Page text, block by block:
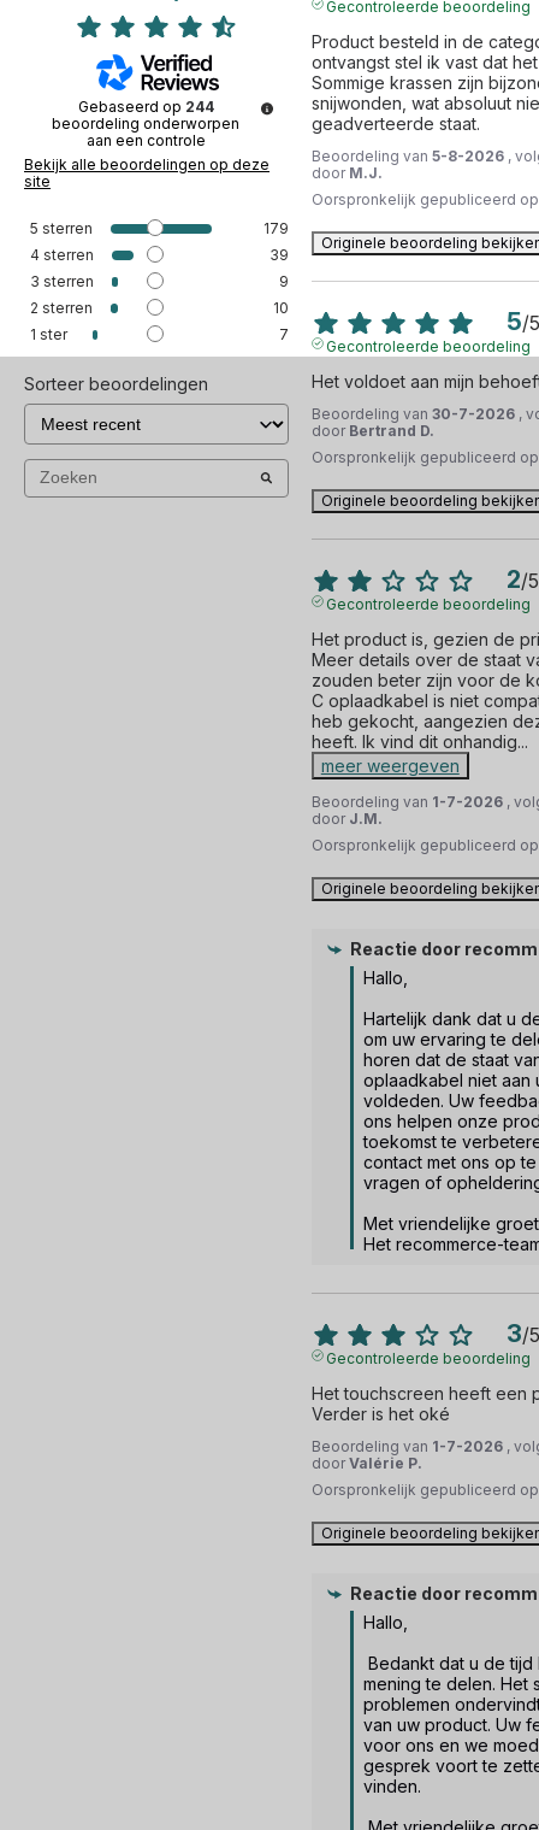
Gebaseerd op 244
beoordeling onderworpen
aan een controle
Bekijk alle beoordelingen op deze
site
5 sterren
179
4 sterren
39
3 sterren
9
2 sterren
10
1 ster 7
Sorteer beoordelingen
Gecontroleerde beoordeling
Product besteld in de
ontvangst stel ik vast dat
Sommige krassen zijn
snijwonden, wat absoluut
geadverteerde staat.
Beoordeling van 5-8-2026 ,
door M.J.
Oorspronkelijk gepubliceerd
Originele beoordeling
5/5
Gecontroleerde beoordeling
Het voldoet aan mijn
Beoordeling van 30-7-2026 ,
door Bertrand D.
Oorspronkelijk gepubliceerd
Originele beoordeling
2/5
Gecontroleerde beoordeling
Het product is, gezien de
Meer details over de staat
zouden beter zijn voor de
C oplaadkabel is niet
heb gekocht, aangezien
heeft. Ik vind dit onhandig...
meer weergeven
Beoordeling van 1-7-2026 ,
door J.M.
Oorspronkelijk gepubliceerd
Originele beoordeling
Reactie door
Hallo,
Hartelijk dank dat u
om uw ervaring te
horen dat de staat
oplaadkabel niet aan
voldeden. Uw
ons helpen onze
toekomst te
contact met ons op
vragen of
Met vriendelijke
Het recommerce-
3/5
Gecontroleerde beoordeling
Het touchscreen heeft een
Verder is het oké
Beoordeling van 1-7-2026 ,
door Valérie P.
Oorspronkelijk gepubliceerd
Originele beoordeling
Reactie door
Hallo,
mening te delen. Het
problemen
van uw product. Uw
voor ons en we
gesprek voort te
vinden.